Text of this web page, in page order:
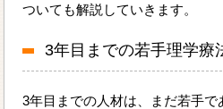
ついても解説していきます。
3年目までの若手理学療
3年目までの人材は、まだ若手で